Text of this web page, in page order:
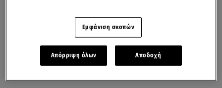
Εμφάνιση σκοπών
Απόρριψη όλων Αποδοχή